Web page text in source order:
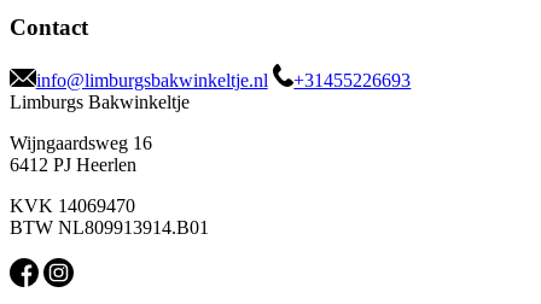
Contact
info@limburgsbakwinkeltje.nl
+31455226693
Limburgs Bakwinkeltje
Wijngaardsweg 16
6412 PJ Heerlen
KVK 14069470
BTW NL809913914.B01